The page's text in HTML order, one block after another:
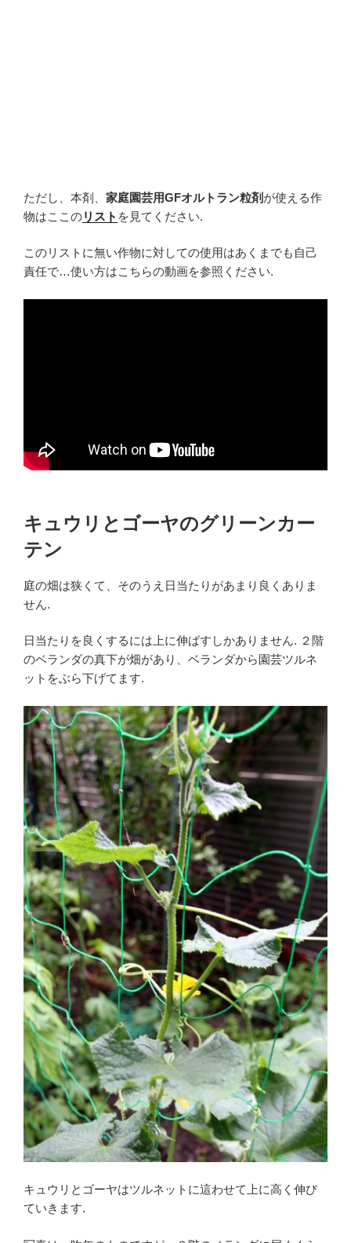
ただし、本剤、 家庭園芸用GFオルトラン粒剤 が使える作
物はここのリスト を見てください.
このリストに無い作物に対しての使用はあくまでも自己
責任で…使い方はこちらの動画を参照ください.
キュウリとゴーヤのグリーンカー
テン
庭の畑は狭くて、そのうえ日当たりがあまり良くありま
せん.
日当たりを良くするには上に伸ばすしかありません. ２階
のベランダの真下が畑があり、ベランダから園芸ツルネ
ットをぶら下げてます.
キュウリとゴーヤはツルネットに這わせて上に高く伸び
ていきます.